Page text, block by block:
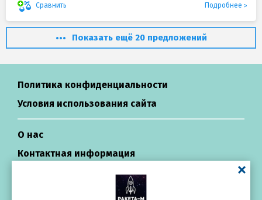
Сравнить Подробнее
Показать ещё 20 предложений
Политика конфиденциальности
Условия использования сайта
О нас
Контактная информация